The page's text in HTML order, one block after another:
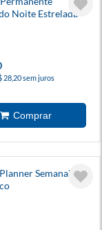
Noite Estrelada
28,20 sem juros
Semanal